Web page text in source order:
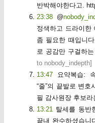
반박해야한다고.
23:38 @
정색하고 드라이한
좀 필요한 때입니
로 공감만 구걸하
to nobody_indepth]
13:47
요약복습:
“줄”의 끝발로 변
필 감사원장 후보
13:21 탈세를 동반
끝내 완수하셨습니